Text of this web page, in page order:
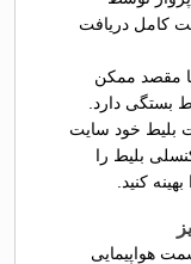
کامل دریافت
یا مقصد ممکن
بستگی دارد.
بلیط خود سایت
بلیط را
کنید.
هواپیمایی